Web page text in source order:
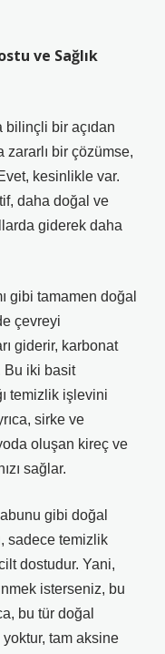
ve Sağlık
bir açıdan
zararlı bir çözümse,
kesinlikle var.
daha doğal ve
giderek daha
gibi tamamen doğal
çevreyi
giderir, karbonat
Bu iki basit
temizlik işlevini
sirke ve
oluşan kireç ve
sağlar.
gibi doğal
sadece temizlik
dostudur. Yani,
isterseniz, bu
bu tür doğal
tam aksine